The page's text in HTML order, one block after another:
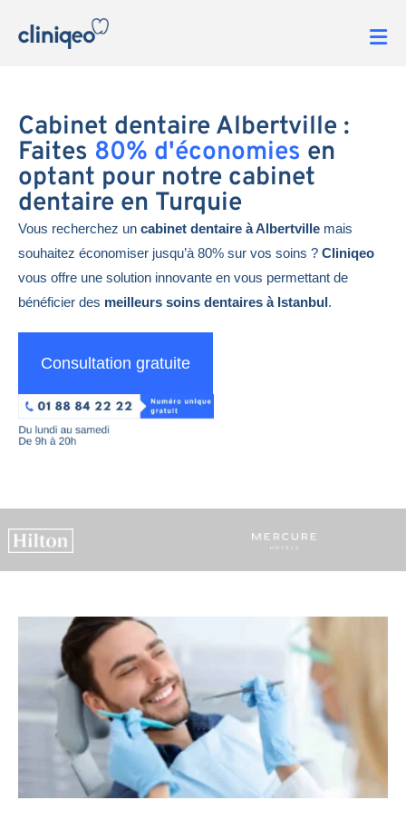
Cabinet dentaire Albertville :
Faites 80% d'économies en
optant pour notre cabinet
dentaire en Turquie
Vous recherchez un cabinet dentaire à Albertville mais
souhaitez économiser jusqu’à 80% sur vos soins ? Cliniqeo
vous offre une solution innovante en vous permettant de
bénéficier des meilleurs soins dentaires à Istanbul.
Consultation gratuite